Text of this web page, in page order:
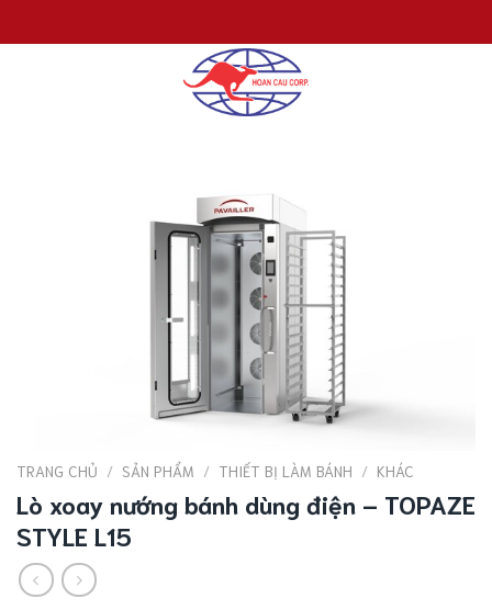
đến
TRANG CHỦ / SẢN PHẨM / THIẾT BỊ LÀM BÁNH / KHÁC
Lò xoay nướng bánh dùng điện – TOPAZE
STYLE L15